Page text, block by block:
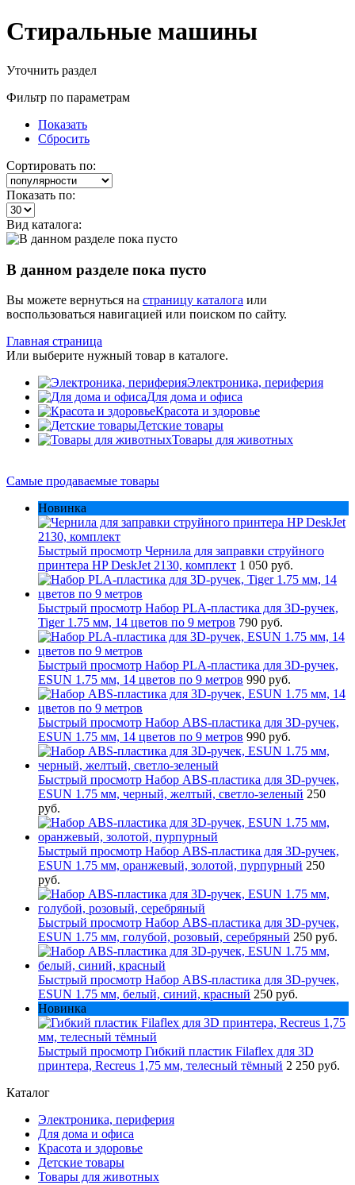
Стиральные машины
Уточнить раздел
Фильтр по параметрам
Показать
Сбросить
Сортировать по:
Показать по:
Вид каталога:
В данном разделе пока пусто
Вы можете вернуться на страницу каталога или
воспользоваться навигацией или поиском по сайту.
Главная страница
Или выберите нужный товар в каталоге.
Электроника, периферия
Для дома и офиса
Красота и здоровье
Детские товары
Товары для животных
Самые продаваемые товары
Новинка
Быстрый просмотр Чернила для заправки струйного
принтера HP DeskJet 2130, комплект 1 050 руб.
Быстрый просмотр Набор PLA-пластика для 3D-ручек,
Tiger 1.75 мм, 14 цветов по 9 метров 790 руб.
Быстрый просмотр Набор PLA-пластика для 3D-ручек,
ESUN 1.75 мм, 14 цветов по 9 метров 990 руб.
Быстрый просмотр Набор ABS-пластика для 3D-ручек,
ESUN 1.75 мм, 14 цветов по 9 метров 990 руб.
Быстрый просмотр Набор ABS-пластика для 3D-ручек,
ESUN 1.75 мм, черный, желтый, светло-зеленый 250
руб.
Быстрый просмотр Набор ABS-пластика для 3D-ручек,
ESUN 1.75 мм, оранжевый, золотой, пурпурный 250
руб.
Быстрый просмотр Набор ABS-пластика для 3D-ручек,
ESUN 1.75 мм, голубой, розовый, серебряный 250 руб.
Быстрый просмотр Набор ABS-пластика для 3D-ручек,
ESUN 1.75 мм, белый, синий, красный 250 руб.
Новинка
Быстрый просмотр Гибкий пластик Filaflex для 3D
принтера, Recreus 1,75 мм, телесный тёмный 2 250 руб.
Каталог
Электроника, периферия
Для дома и офиса
Красота и здоровье
Детские товары
Товары для животных